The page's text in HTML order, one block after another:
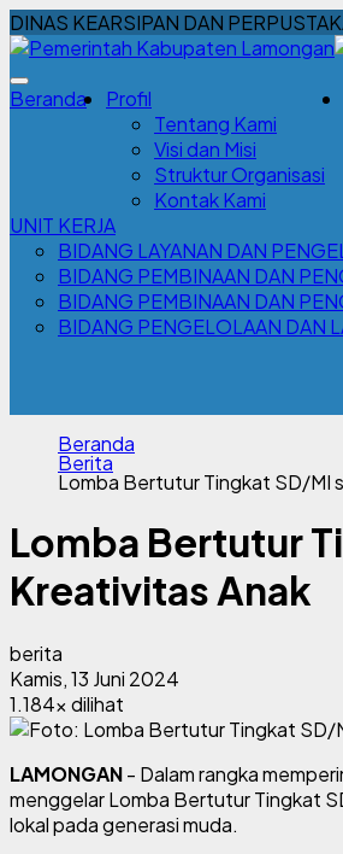
DINAS KEARSIPAN DAN
Beranda
Profil
Tentang Kami
Visi dan Misi
Struktur Organisasi
Kontak Kami
UNIT KERJA
BIDANG LAYANAN DAN
BIDANG PEMBINAAN DAN
BIDANG PEMBINAAN DAN
BIDANG PENGELOLAAN DAN
Beranda
Berita
Lomba Bertutur Tingkat SD/MI
Lomba Bertutur
Kreativitas Anak
berita
Kamis, 13 Juni 2024
1.184x dilihat
LAMONGAN- Dalam rangka
menggelar Lomba Bertutur Tingkat
lokal pada generasi muda.